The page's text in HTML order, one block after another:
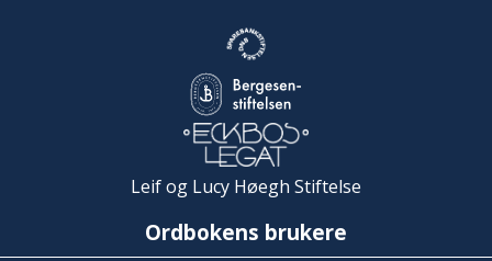
Leif og Lucy Høegh Stiftelse
Ordbokens brukere